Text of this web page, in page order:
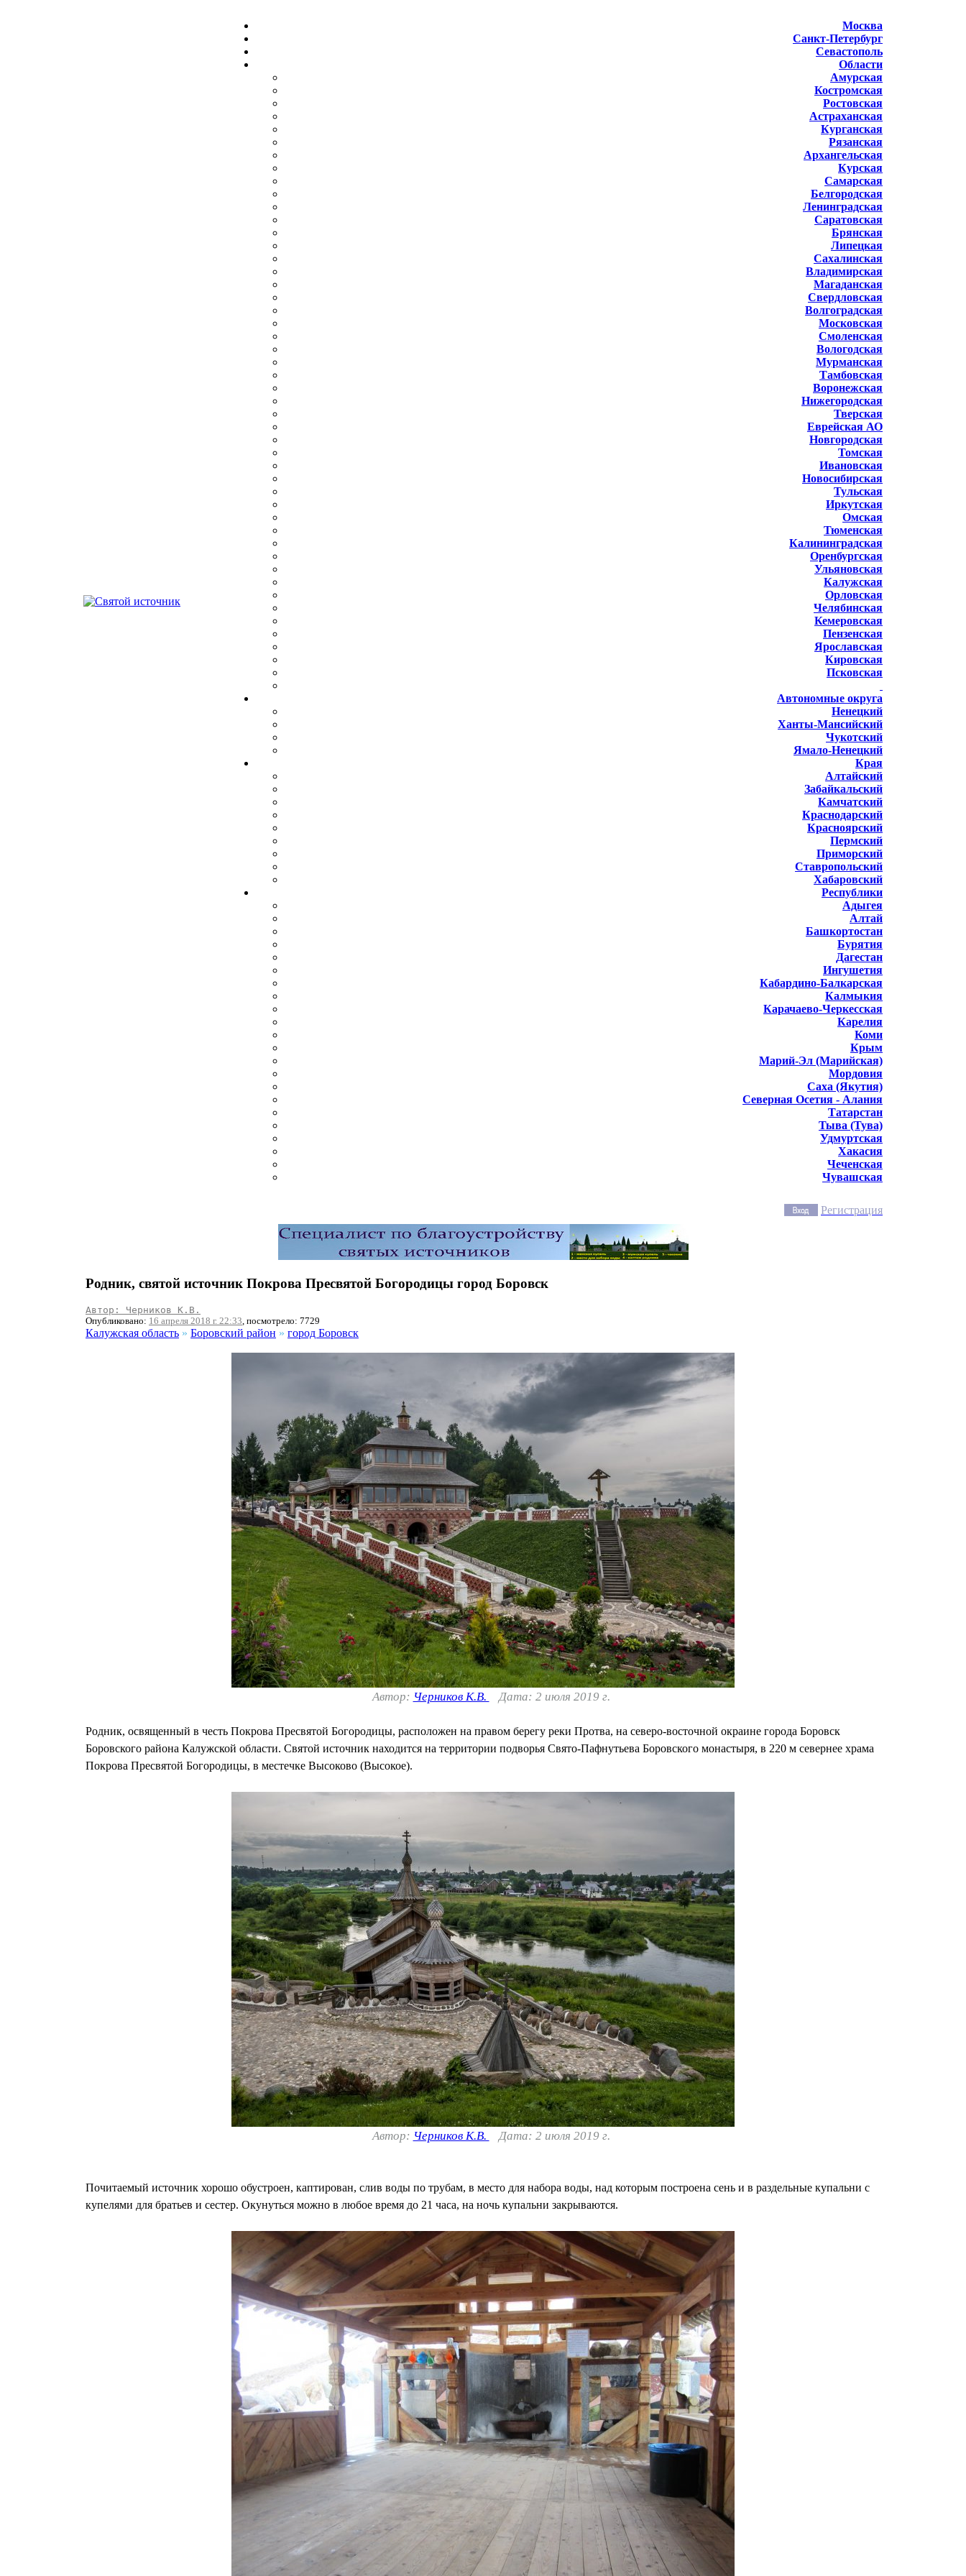
Москва
Санкт-Петербург
Севастополь
Области
Амурская
Костромская
Ростовская
Астраханская
Курганская
Рязанская
Архангельская
Курская
Самарская
Белгородская
Ленинградская
Саратовская
Брянская
Липецкая
Сахалинская
Владимирская
Магаданская
Свердловская
Волгоградская
Московская
Смоленская
Вологодская
Мурманская
Тамбовская
Воронежская
Нижегородская
Тверская
Еврейская АО
Новгородская
Томская
Ивановская
Новосибирская
Тульская
Иркутская
Омская
Тюменская
Калининградская
Оренбургская
Ульяновская
Калужская
Орловская
Челябинская
Кемеровская
Пензенская
Ярославская
Кировская
Псковская
Автономные округа
Ненецкий
Ханты-Мансийский
Чукотский
Ямало-Ненецкий
Края
Алтайский
Забайкальский
Камчатский
Краснодарский
Красноярский
Пермский
Приморский
Ставропольский
Хабаровский
Республики
Адыгея
Алтай
Башкортостан
Бурятия
Дагестан
Ингушетия
Кабардино-Балкарская
Калмыкия
Карачаево-Черкесская
Карелия
Коми
Крым
Марий-Эл (Марийская)
Мордовия
Саха (Якутия)
Северная Осетия - Алания
Татарстан
Тыва (Тува)
Удмуртская
Хакасия
Чеченская
Чувашская
Регистрация
Родник, святой источник Покрова Пресвятой Богородицы город Боровск
Автор: Черников К.В.
Опубликовано: 16 апреля 2018 г. 22:33, посмотрело: 7729
Калужская область » Боровский район » город Боровск
Автор: Черников К.В. Дата: 2 июля 2019 г.
Родник, освященный в честь Покрова Пресвятой Богородицы, расположен на правом берегу реки Протва, на северо-восточной окраине города Боровск
Боровского района Калужской области. Святой источник находится на территории подворья Свято-Пафнутьева Боровского монастыря, в 220 м севернее храма
Покрова Пресвятой Богородицы, в местечке Высоково (Высокое).
Автор: Черников К.В. Дата: 2 июля 2019 г.
Почитаемый источник хорошо обустроен, каптирован, слив воды по трубам, в место для набора воды, над которым построена сень и в раздельные купальни с
купелями для братьев и сестер. Окунуться можно в любое время до 21 часа, на ночь купальни закрываются.